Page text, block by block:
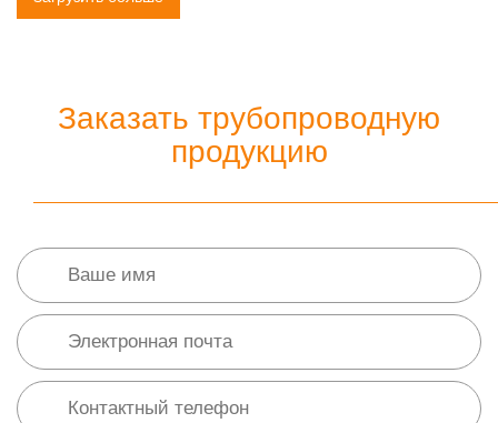
Заказать трубопроводную
продукцию